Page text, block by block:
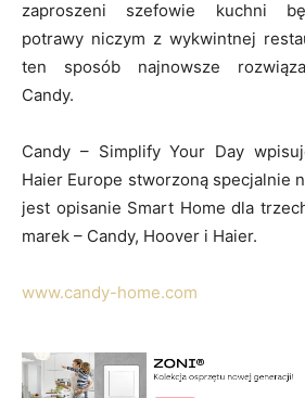
zaproszeni szefowie kuchni
potrawy niczym z wykwintnej
ten sposób najnowsze
Candy.
Candy – Simplify Your Day
Haier Europe stworzoną specjalnie
jest opisanie Smart Home dla
marek – Candy, Hoover i Haier.
www.candy-home.com